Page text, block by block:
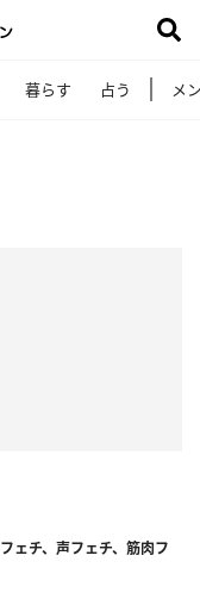
暮らす 占う メ
ェチ、声フェチ、筋肉フ